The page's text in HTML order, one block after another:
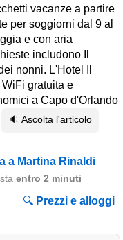
vacanze a partire
per soggiorni dal 9 al
e con aria
includono Il
nonni. L'Hotel Il
gratuita e
a Capo d'Orlando
🔉 Ascolta l'articolo
a Martina Rinaldi
entro 2 minuti
🔍 Prezzi e alloggi